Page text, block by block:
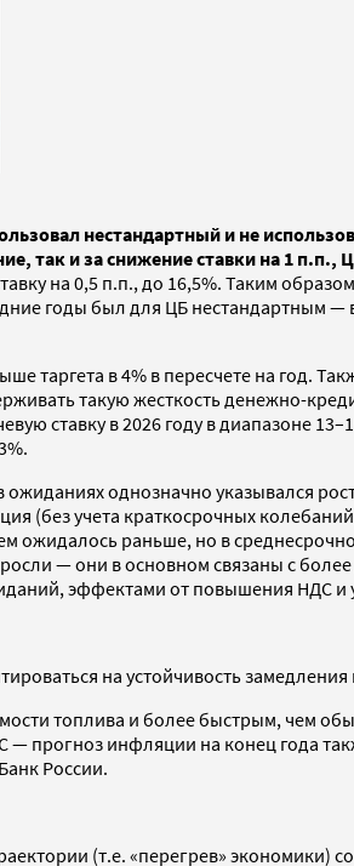
нестандартный и не
так и за снижение ставки на 1
на 0,5 п.п., до 16,5%. Таким
годы был для ЦБ нестандартным —
таргета в 4% в пересчете на год.
такую жесткость денежно-
ставку в 2026 году в диапазоне
однозначно указывался
учета краткосрочных
ожидалось раньше, но в
— они в основном связаны с
эффектами от повышения НДС
на устойчивость
топлива и более быстрым, чем
инфляции на конец года
России.
(т.е. «перегрев» экономики)